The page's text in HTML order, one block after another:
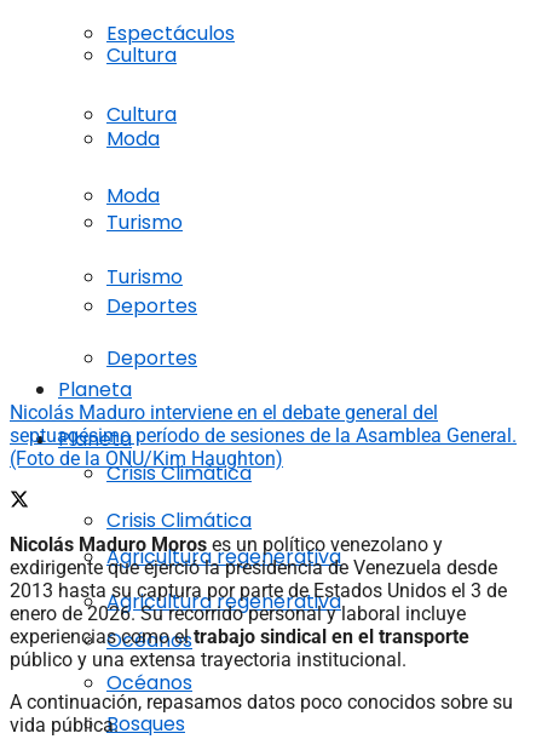
Cultura
Moda
Turismo
Deportes
Planeta
Crisis Climática
Agricultura regenerativa
Océanos
Bosques
Espectáculos
Cultura
Moda
Turismo
Deportes
Planeta
Crisis Climática
Agricultura regenerativa
Océanos
Nicolás Maduro interviene en el debate general del
septuagésimo período de sesiones de la Asamblea General.
(Foto de la ONU/Kim Haughton)
Nicolás Maduro Moros es un político venezolano y
exdirigente que ejerció la presidencia de Venezuela desde
2013 hasta su captura por parte de Estados Unidos el 3 de
enero de 2026. Su recorrido personal y laboral incluye
experiencias como eltrabajo sindical en el transporte
público y una extensa trayectoria institucional.
A continuación, repasamos datos poco conocidos sobre su
vida pública.